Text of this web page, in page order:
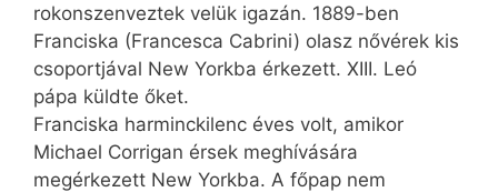
rokonszenveztek velük igazán. 1889-ben
Franciska (Francesca Cabrini) olasz nővérek kis
csoportjával New Yorkba érkezett. XIII. Leó
pápa küldte őket.
Franciska harminckilenc éves volt, amikor
Michael Corrigan érsek meghívására
megérkezett New Yorkba. A főpap nem